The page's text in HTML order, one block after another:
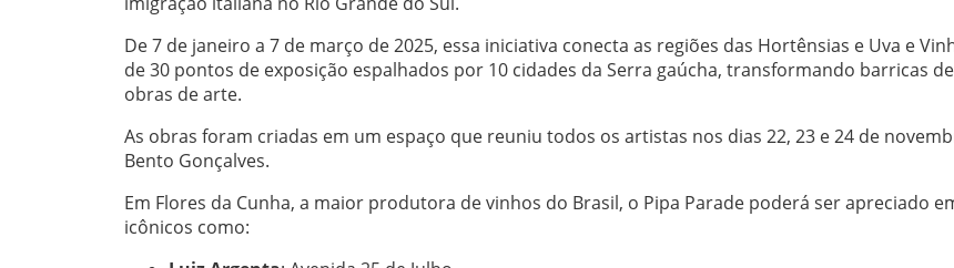
De 7 de janeiro a 7 de março de 2025, essa iniciativa conecta as regiões das Hortênsias e Uva e
de 30 pontos de exposição espalhados por 10 cidades da Serra gaúcha, transformando barricas
obras de arte.
As obras foram criadas em um espaço que reuniu todos os artistas nos dias 22, 23 e 24 de
Bento Gonçalves.
Em Flores da Cunha, a maior produtora de vinhos do Brasil, o Pipa Parade poderá ser apreciado
icônicos como: